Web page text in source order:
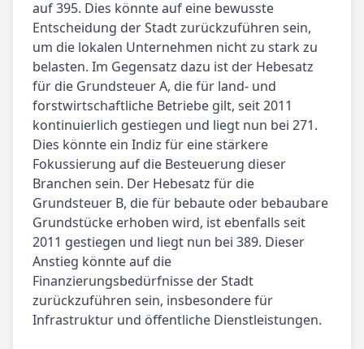
auf 395. Dies könnte auf eine bewusste
Entscheidung der Stadt zurückzuführen sein,
um die lokalen Unternehmen nicht zu stark zu
belasten. Im Gegensatz dazu ist der Hebesatz
für die Grundsteuer A, die für land- und
forstwirtschaftliche Betriebe gilt, seit 2011
kontinuierlich gestiegen und liegt nun bei 271.
Dies könnte ein Indiz für eine stärkere
Fokussierung auf die Besteuerung dieser
Branchen sein. Der Hebesatz für die
Grundsteuer B, die für bebaute oder bebaubare
Grundstücke erhoben wird, ist ebenfalls seit
2011 gestiegen und liegt nun bei 389. Dieser
Anstieg könnte auf die
Finanzierungsbedürfnisse der Stadt
zurückzuführen sein, insbesondere für
Infrastruktur und öffentliche Dienstleistungen.